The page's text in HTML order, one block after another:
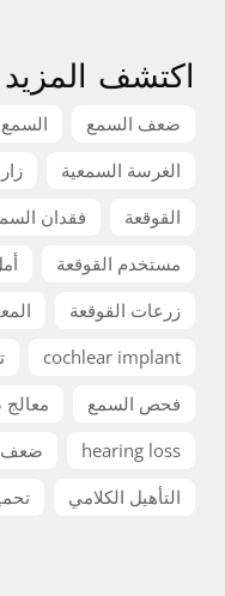
اكتشف
ضعف السمع السمع
الغرسة السمعية
القوقعة
فقدان
مستخدم القوقعة
زرعات القوقعة
cochlear implant
فحص السمع
hearing loss
التأهيل الكلامي